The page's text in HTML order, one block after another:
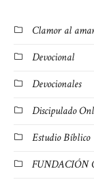
Clamor al
Devocional
Devocionales
Discipulado
Estudio Bíblico
FUNDACIÓN